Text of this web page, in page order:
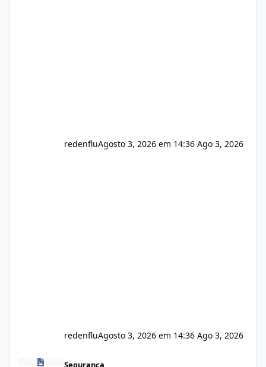
redenfluAgosto 3, 2026 em 14:36 Ago 3, 2026
redenfluAgosto 3, 2026 em 14:36 Ago 3, 2026
Vulnerabilidade no famoso VOX